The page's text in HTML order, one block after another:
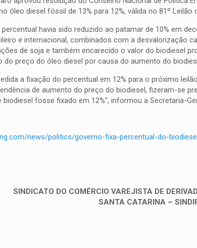
óleo diesel fóssil de 13% para 12%, válida no 81º Leilão
havia sido reduzido ao patamar de 10% em
e internacional, combinados com a desvalorização
de sojae também encarecido o valor do biodiesel
do preço do óleo diesel por causa do aumento do
a fixação do percentual em 12% para o próximo
de aumento do preço do biodiesel, fizeram-se
fosse fixado em 12%”, informou a Secretaria-
news/politics/governo-fixa-percentual-do-
SINDICATO DO COMÉRCIO VAREJISTA DE
SANTA CATARINA –